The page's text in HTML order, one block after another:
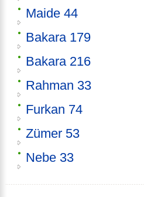
Maide 44
Bakara 179
Bakara 216
Rahman 33
Furkan 74
Zümer 53
Nebe 33